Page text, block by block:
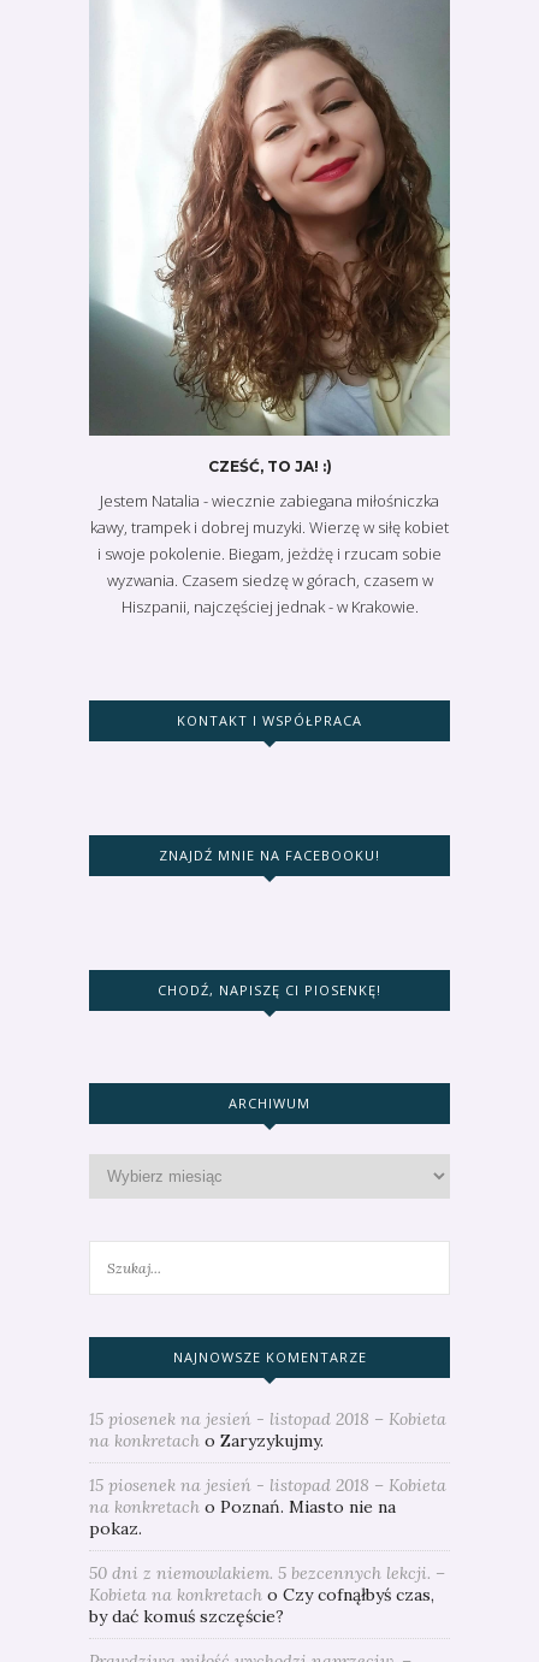
CZEŚĆ, TO JA! :)
Jestem Natalia - wiecznie zabiegana miłośniczka
kawy, trampek i dobrej muzyki. Wierzę w siłę kobiet
i swoje pokolenie. Biegam, jeżdżę i rzucam sobie
wyzwania. Czasem siedzę w górach, czasem w
Hiszpanii, najczęściej jednak - w Krakowie.
KONTAKT I WSPÓŁPRACA
ZNAJDŹ MNIE NA FACEBOOKU!
CHODŹ, NAPISZĘ CI PIOSENKĘ!
ARCHIWUM
NAJNOWSZE KOMENTARZE
15 piosenek na jesień - listopad 2018 – Kobieta
na konkretach o Zaryzykujmy.
15 piosenek na jesień - listopad 2018 – Kobieta
na konkretach o Poznań. Miasto nie na
pokaz.
50 dni z niemowlakiem. 5 bezcennych lekcji. –
Kobieta na konkretach o Czy cofnąłbyś czas,
by dać komuś szczęście?